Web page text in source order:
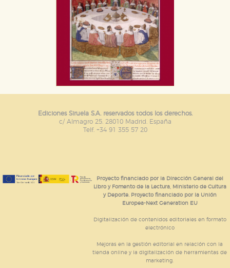
Ediciones Siruela S.A. reservados todos los derechos.
c/ Almagro 25. 28010 Madrid. España
Telf. +34 91 355 57 20
Proyecto financiado por la Dirección General del
Libro y Fomento de la Lectura, Ministerio de Cultura
y Deporte. Proyecto financiado por la Unión
Europea-Next Generation EU
Digitalización de contenidos editoriales en formato
electrónico
Mejoras en la gestión editorial en relación con la
tienda online y la digitalización de herramientas de
marketing.